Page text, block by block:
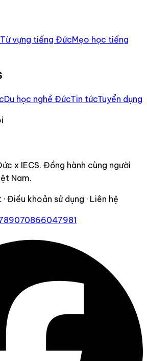
Từ vựng tiếng ĐứcMẹo học tiếng
Du học nghề ĐứcTin tứcTuyển dụng
x IECS. Đồng hành cùng người
Nam.
Điều khoản sử dụng · Liên hệ
0866047981